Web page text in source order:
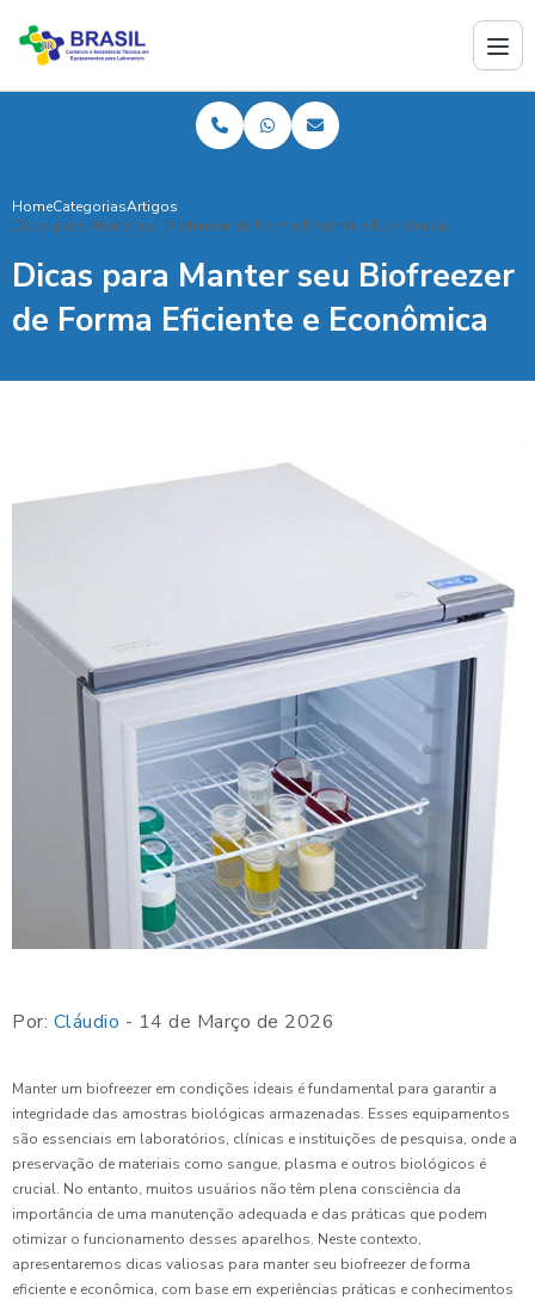
HomeCategoriasArtigos
Dicas para Manter seu Biofreezer de Forma Eficiente e Econômica
Dicas para Manter seu Biofreezer
de Forma Eficiente e Econômica
Por: Cláudio - 14 de Março de 2026
Manter um biofreezer em condições ideais é fundamental para garantir a
integridade das amostras biológicas armazenadas. Esses equipamentos
são essenciais em laboratórios, clínicas e instituições de pesquisa, onde a
preservação de materiais como sangue, plasma e outros biológicos é
crucial. No entanto, muitos usuários não têm plena consciência da
importância de uma manutenção adequada e das práticas que podem
otimizar o funcionamento desses aparelhos. Neste contexto,
apresentaremos dicas valiosas para manter seu biofreezer de forma
eficiente e econômica, com base em experiências práticas e conhecimentos